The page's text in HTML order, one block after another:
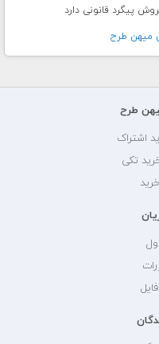
پیگرد قانونی دارد
ميهن طرح
طرح
اشتراک
تکی